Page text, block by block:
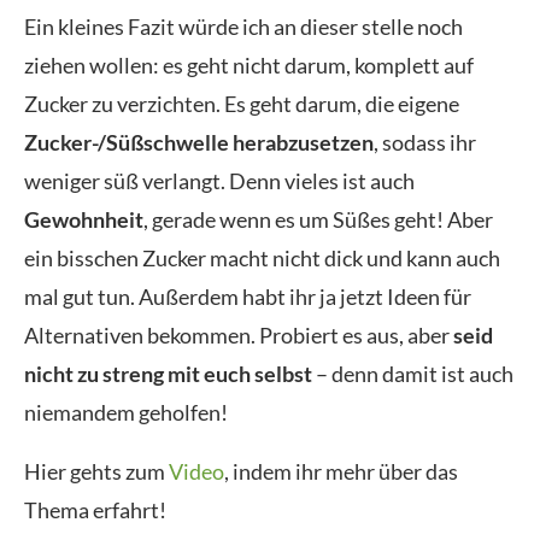
Ein kleines Fazit würde ich an dieser stelle noch
ziehen wollen: es geht nicht darum, komplett auf
Zucker zu verzichten. Es geht darum, die eigene
Zucker-/Süßschwelle herabzusetzen, sodass ihr
weniger süß verlangt. Denn vieles ist auch
Gewohnheit, gerade wenn es um Süßes geht! Aber
ein bisschen Zucker macht nicht dick und kann auch
mal gut tun. Außerdem habt ihr ja jetzt Ideen für
Alternativen bekommen. Probiert es aus, aberseid
nicht zu streng mit euch selbst– denn damit ist auch
niemandem geholfen!
Hier gehts zumVideo, indem ihr mehr über das
Thema erfahrt!